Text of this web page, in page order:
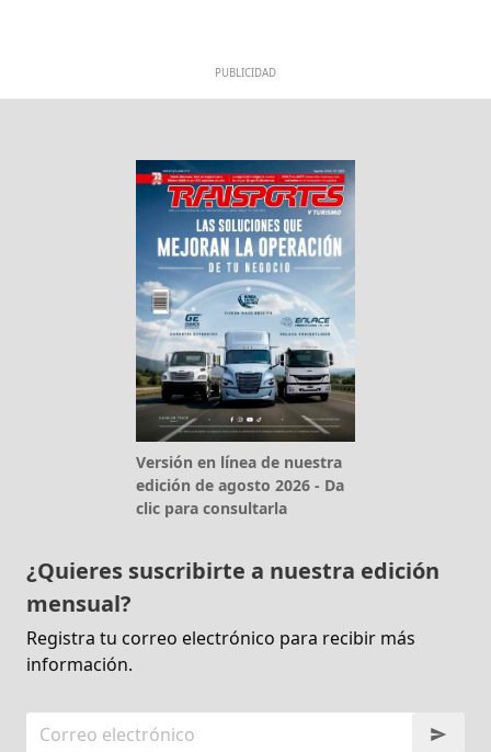
PUBLICIDAD
Versión en línea de nuestra
edición de agosto 2026 - Da
clic para consultarla
¿Quieres suscribirte a nuestra edición
mensual?
Registra tu correo electrónico para recibir más
información.